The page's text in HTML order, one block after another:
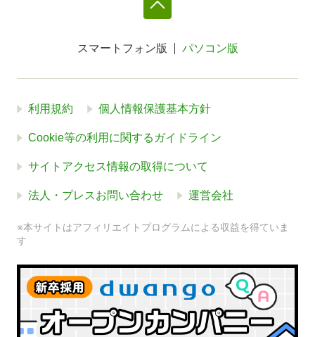
スマートフォン版 パソコン版
利用規約 個人情報保護基本方針
Cookie等の利用に関するガイドライン
サイトアクセス情報の取得について
法人・プレスお問い合わせ 運営会社
※本サイトはアフィリエイトプログラムによる収益を得ていま
す